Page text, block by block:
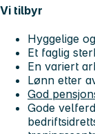
Vi tilbyr
Hyggelige
Et faglig
En variert
Lønn etter
God
Gode